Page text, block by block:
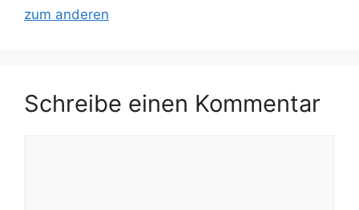
zum anderen
Schreibe einen Kommentar